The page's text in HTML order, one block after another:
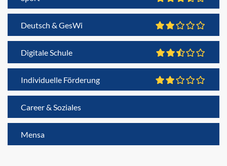
Deutsch & GesWi
Digitale Schule
Individuelle Förderung
Career & Soziales
Mensa